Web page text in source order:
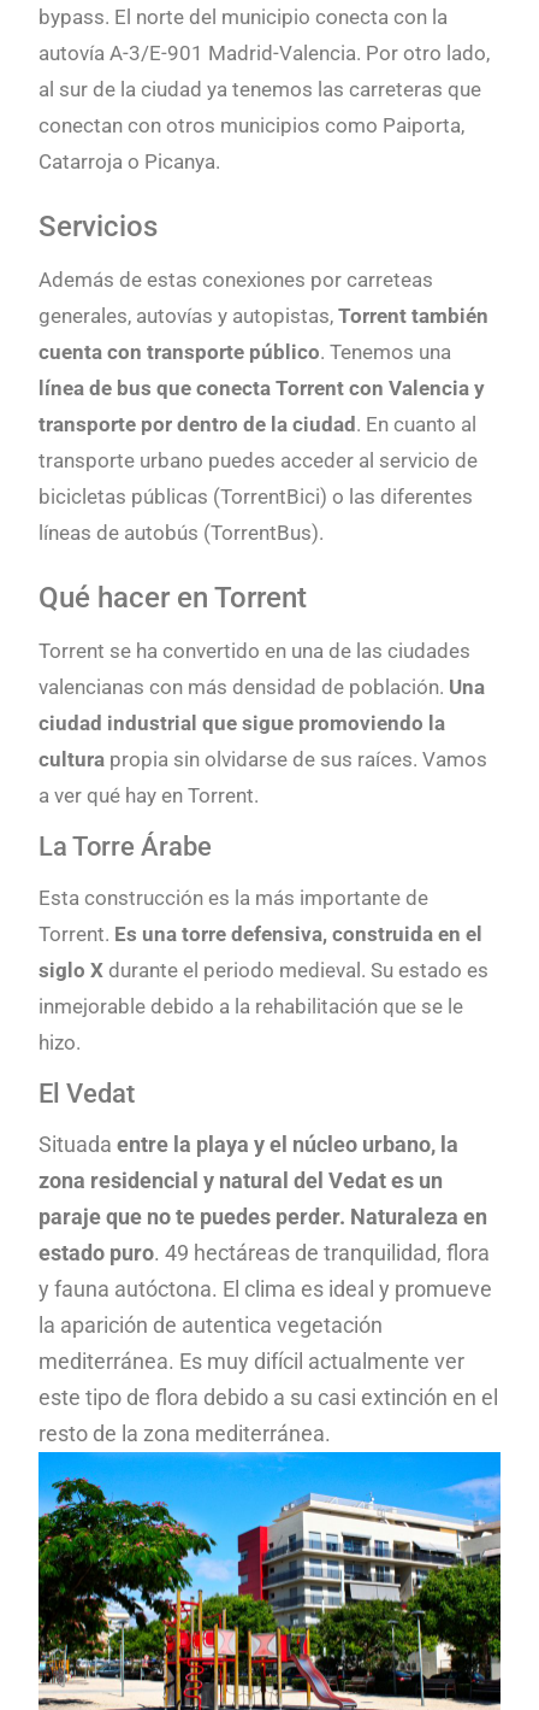
bypass. El norte del municipio conecta con la
autovía A-3/E-901 Madrid-Valencia. Por otro lado,
al sur de la ciudad ya tenemos las carreteras que
conectan con otros municipios como Paiporta,
Catarroja o Picanya.
Servicios
Además de estas conexiones por carreteas
generales, autovías y autopistas,Torrent también
cuenta con transporte público. Tenemos una
línea de bus que conecta Torrent con Valencia y
transporte por dentro de la ciudad. En cuanto al
transporte urbano puedes acceder al servicio de
bicicletas públicas (TorrentBici) o las diferentes
líneas de autobús (TorrentBus).
Qué hacer en Torrent
Torrent se ha convertido en una de las ciudades
valencianas con más densidad de población. Una
ciudad industrial que sigue promoviendo la
cultura propia sin olvidarse de sus raíces. Vamos
a ver qué hay en Torrent.
La Torre Árabe
Esta construcción es la más importante de
Torrent. Es una torre defensiva, construida en el
siglo X durante el periodo medieval. Su estado es
inmejorable debido a la rehabilitación que se le
hizo.
El Vedat
Situadaentre la playa y el núcleo urbano, la
zona residencial y natural del Vedat es un
paraje que no te puedes perder. Naturaleza en
estado puro. 49 hectáreas de tranquilidad, flora
y fauna autóctona. El clima es ideal y promueve
la aparición de autentica vegetación
mediterránea. Es muy difícil actualmente ver
este tipo de flora debido a su casi extinción en el
resto de la zona mediterránea.